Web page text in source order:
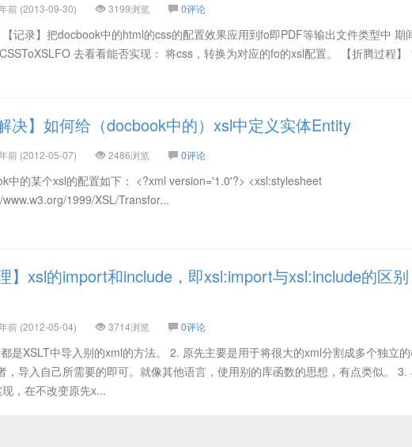
前 (2013-09-30) 3199浏览 0评论
【记录】把docbook中的html的css的配置效果应用到fo即PDF等输出文件类型中 期
去看看能否实现： 将css，转换为对应的fo的xsl配置。 【折腾过程】
解决】如何给（docbook中的）xsl中定义实体Entity
前 (2012-05-07) 2486浏览 0评论
中的某个xsl的配置如下： <?xml version='1.0'?> <xsl:stylesheet
1999/XSL/Transfor...
理】xsl的import和include，即xsl:import与xsl:include的区别
前 (2012-05-04) 3714浏览 0评论
是XSLT中导入别的xml的方法。 2. 原先主要是用于将很大的xml分割成多个独立的
，导入自己所需要的即可。就像其他语言，使用别的库函数的思想，有点类似。 3.
，在不改变原先x...